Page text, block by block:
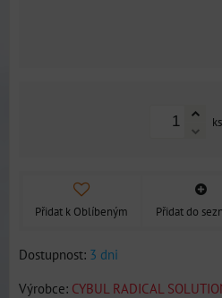
ks
Přidat k Oblíbeným Přidat do
Dostupnost: 3 dni
Výrobce: CYBUL RADICAL